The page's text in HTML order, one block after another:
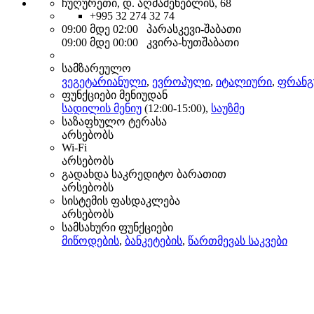
ჩუღურეთი, დ. აღმაშენებლის, 68
+995 32 274 32 74
09:00 მდე 02:00 პარასკევი-შაბათი
09:00 მდე 00:00 კვირა-ხუთშაბათი
სამზარეულო
ვეგეტარიანული, ევროპული, იტალიური,
ფუნქციები მენიუდან
სადილის მენიუ (12:00-15:00), საუზმე
საზაფხულო ტერასა
არსებობს
Wi-Fi
არსებობს
გადახდა საკრედიტო ბარათით
არსებობს
სისტემის ფასდაკლება
არსებობს
სამსახური ფუნქციები
მიწოდების, ბანკეტების, წართმევას საკვები